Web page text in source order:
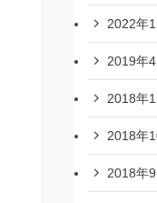
2022年1
2019年4
2018年
2018年
2018年9